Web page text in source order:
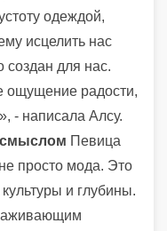
одеждой,
исцелить нас
создан для нас.
ощущение радости,
- написала Алсу.
смыслом Певица
просто мода. Это
и глубины.